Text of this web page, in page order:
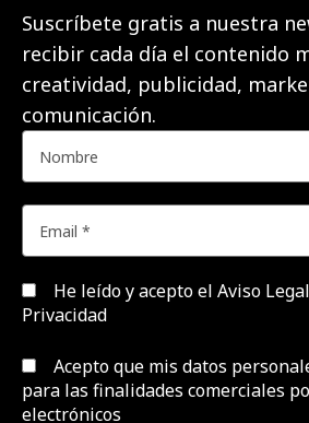
Suscríbete gratis a nuestra
recibir cada día el contenido
creatividad, publicidad,
comunicación.
He leído y acepto el Aviso
Privacidad
Acepto que mis datos
para las finalidades comerciales
electrónicos